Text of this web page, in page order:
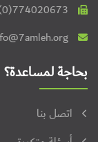
بحاجة لمساعدة؟
اتصل بنا